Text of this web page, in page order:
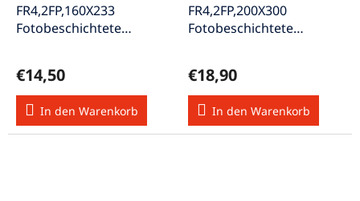
FR4,2FP,160X233
Fotobeschichtete
€14,50
In den Warenkorb
FR4,2FP,200X300
Fotobeschichtete
€18,90
In den Warenkorb